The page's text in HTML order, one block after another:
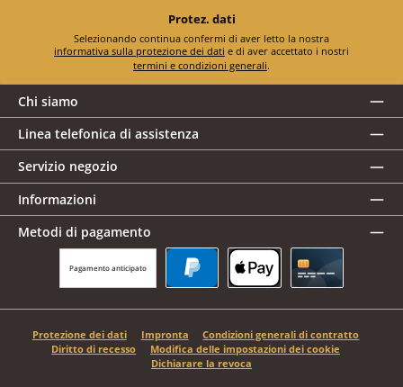
Protez. dati
informativa sulla protezione dei dati
termini e condizioni generali.
Chi siamo
Linea telefonica di assistenza
Servizio negozio
Informazioni
Metodi di pagamento
Pagamento anticipato
Protezione dei dati Impronta
Condizioni generali di contratto
Diritto di recesso
Modifica delle impostazioni dei cookie
Dichiarare la revoca